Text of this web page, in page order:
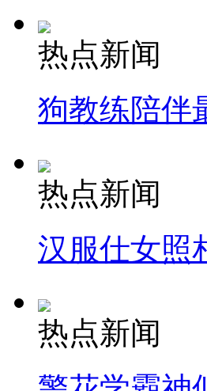
热点新闻
狗教练陪伴
热点新闻
汉服仕女照
热点新闻